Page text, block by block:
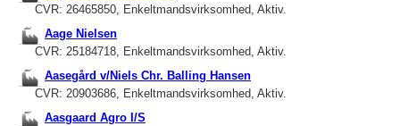
CVR: 26465850, Enkeltmandsvirksomhed, Aktiv.
Aage Nielsen
CVR: 25184718, Enkeltmandsvirksomhed, Aktiv.
Aasegård v/Niels Chr. Balling Hansen
CVR: 20903686, Enkeltmandsvirksomhed, Aktiv.
Aasgaard Agro I/S